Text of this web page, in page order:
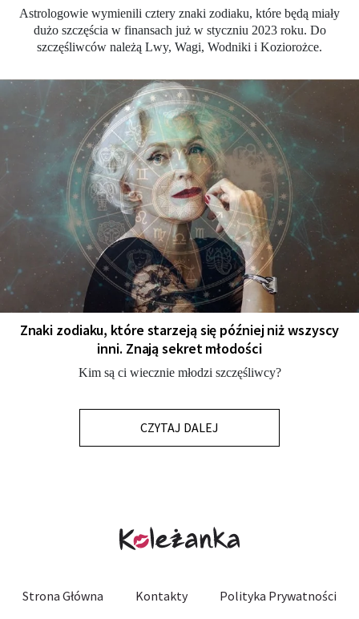
Astrologowie wymienili cztery znaki zodiaku, które będą miały
dużo szczęścia w finansach już w styczniu 2023 roku. Do
szczęśliwców należą Lwy, Wagi, Wodniki i Koziorożce.
Znaki zodiaku, które starzeją się później niż wszyscy
inni. Znają sekret młodości
Kim są ci wiecznie młodzi szczęśliwcy?
CZYTAJ DALEJ
Strona Główna Kontakty Polityka Prywatności